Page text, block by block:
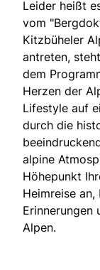
Leider heißt
vom
Kitzbüheler
antreten,
dem
Herzen der
Lifestyle auf
durch die
alpine
Höhepunkt
Heimreise
Erinnerungen
Alpen.